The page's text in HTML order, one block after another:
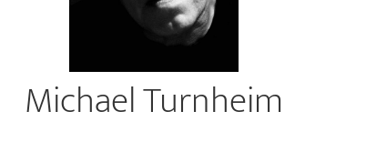
Michael Turnheim